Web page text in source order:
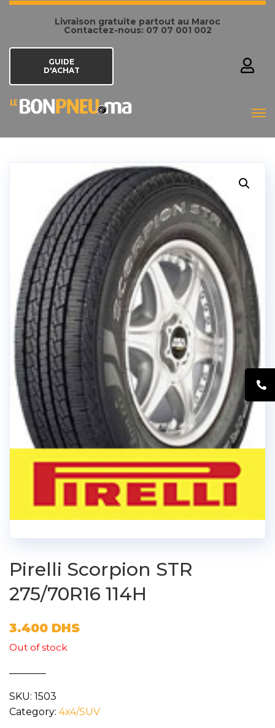
Livraison gratuite partout au Maroc
Contactez-nous: 07 07 001 002
GUIDE
D'ACHAT
Pirelli Scorpion STR
275/70R16 114H
3.400 DHS
Out of stock
SKU: 1503
Category: 4x4/SUV